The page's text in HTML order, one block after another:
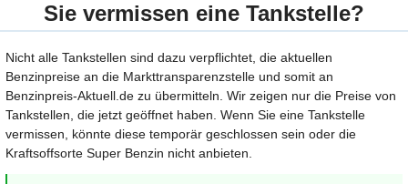
Sie vermissen eine Tankstelle?
Nicht alle Tankstellen sind dazu verpflichtet, die aktuellen
Benzinpreise an die Markttransparenzstelle und somit an
Benzinpreis-Aktuell.de zu übermitteln. Wir zeigen nur die Preise von
Tankstellen, die jetzt geöffnet haben. Wenn Sie eine Tankstelle
vermissen, könnte diese temporär geschlossen sein oder die
Kraftsoffsorte Super Benzin nicht anbieten.